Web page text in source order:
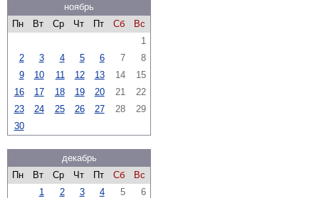
ноябрь
Пн
Вт Ср Чт Пт Сб
Вс
1
2
3 4 5 6 7
8
9
10 11 12 13 14
15
16
17 18 19 20 21
22
23
24 25 26 27 28
29
30
декабрь
Пн
Вт Ср Чт Пт Сб
Вс
1
2 3 4 5
6